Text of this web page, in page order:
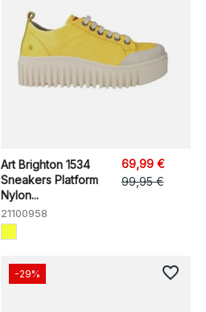
Art Brighton 1534
Sneakers Platform
Nylon...
21100958
69,99 €
99,95 €
-29% favorite_border